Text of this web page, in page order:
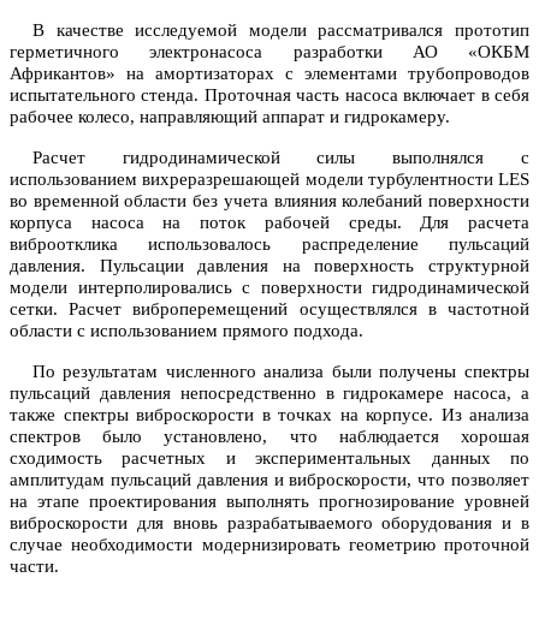
В качестве исследуемой модели рассматривался прототип
герметичного электронасоса разработки АО «ОКБМ
Африкантов» на амортизаторах с элементами трубопроводов
испытательного стенда. Проточная часть насоса включает в себя
рабочее колесо, направляющий аппарат и гидрокамеру.
Расчет гидродинамической силы выполнялся с
использованием вихреразрешающей модели турбулентности LES
во временной области без учета влияния колебаний поверхности
корпуса насоса на поток рабочей среды. Для расчета
виброотклика использовалось распределение пульсаций
давления. Пульсации давления на поверхность структурной
модели интерполировались с поверхности гидродинамической
сетки. Расчет виброперемещений осуществлялся в частотной
области с использованием прямого подхода.
По результатам численного анализа были получены спектры
пульсаций давления непосредственно в гидрокамере насоса, а
также спектры виброскорости в точках на корпусе. Из анализа
спектров было установлено, что наблюдается хорошая
сходимость расчетных и экспериментальных данных по
амплитудам пульсаций давления и виброскорости, что позволяет
на этапе проектирования выполнять прогнозирование уровней
виброскорости для вновь разрабатываемого оборудования и в
случае необходимости модернизировать геометрию проточной
части.